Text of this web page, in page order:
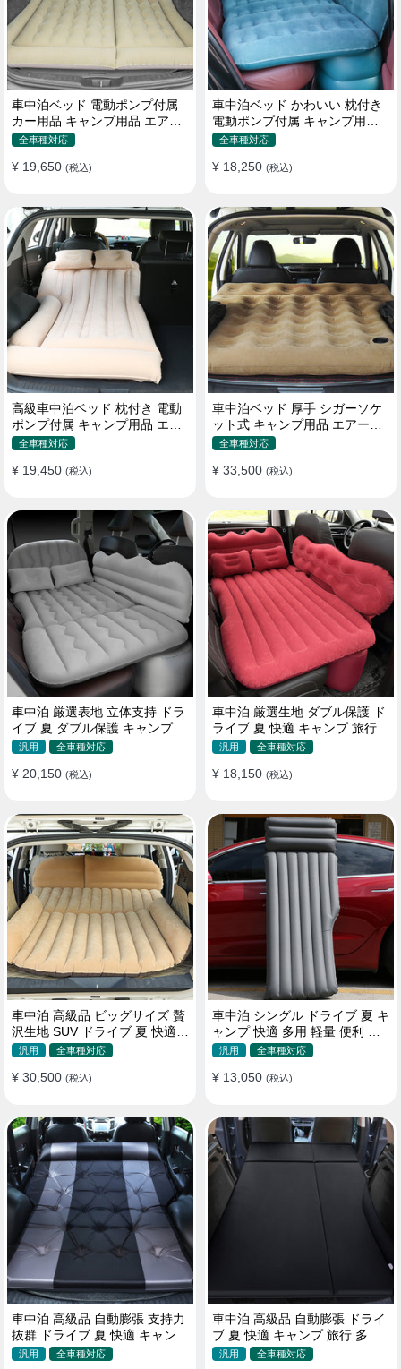
車中泊ベッド 電動ポンプ付属
カー用品 キャンプ用品 エアー
ベッド SUV車 普通車適用
全車種対応
¥ 19,650 (税込)
車中泊ベッド かわいい 枕付き
電動ポンプ付属 キャンプ用品
全車種対応
¥ 18,250 (税込)
高級車中泊ベッド 枕付き 電動
ポンプ付属 キャンプ用品 エア
ーベッド 普通車 SUV
全車種対応
¥ 19,450 (税込)
車中泊ベッド 厚手 シガーソケ
ット式 キャンプ用品 エアーベ
ッド 収納袋付き 普通車 SUV適
全車種対応
¥ 33,500 (税込)
車中泊 厳選表地 立体支持 ドラ
イブ 夏 ダブル保護 キャンプ 旅
行 収納便利 取付簡単 全車種 エ
汎用 全車種対応
¥ 20,150 (税込)
車中泊 厳選生地 ダブル保護 ド
ライブ 夏 快適 キャンプ 旅行
収納便利 全車種 多色 エアーベ
汎用 全車種対応
¥ 18,150 (税込)
車中泊 高級品 ビッグサイズ 贅
沢生地 SUV ドライブ 夏 快適
キャンプ 旅行 収納便利 エアー
汎用 全車種対応
¥ 30,500 (税込)
車中泊 シングル ドライブ 夏 キ
ャンプ 快適 多用 軽量 便利 省
スペース 旅行 エアーベッド
汎用 全車種対応
¥ 13,050 (税込)
車中泊 高級品 自動膨張 支持力
抜群 ドライブ 夏 快適 キャンプ
旅行 省スペース エアーベッド
汎用 全車種対応
車中泊 高級品 自動膨張 ドライ
ブ 夏 快適 キャンプ 旅行 多用
取付簡単 収納便利 エアーベッ
汎用 全車種対応